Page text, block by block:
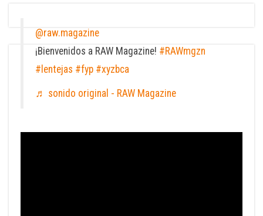
@raw.magazine
¡Bienvenidos a RAW Magazine! #RAWmgzn
#lentejas #fyp #xyzbca
♬ sonido original - RAW Magazine